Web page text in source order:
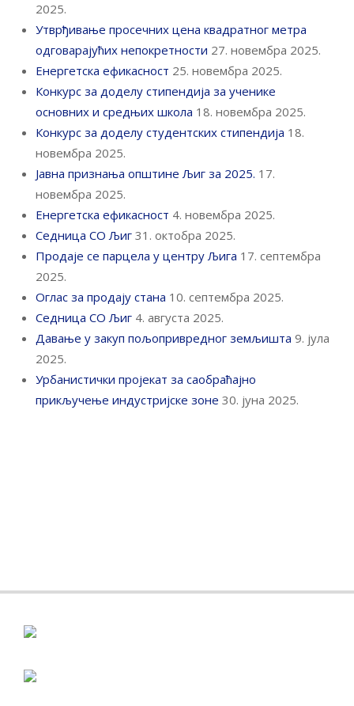
2025.
Утврђивање просечних цена квадратног метра
одговарајућих непокретности 27. новембра 2025.
Енергетска ефикасност 25. новембра 2025.
Конкурс за доделу стипендија за ученике
основних и средњих школа 18. новембра 2025.
Конкурс за доделу студентских стипендија 18.
новембра 2025.
Јавна признања општине Љиг за 2025. 17.
новембра 2025.
Енергетска ефикасност 4. новембра 2025.
Седница СО Љиг 31. октобра 2025.
Продаје се парцела у центру Љига 17. септембра
2025.
Оглас за продају стана 10. септембра 2025.
Седница СО Љиг 4. августа 2025.
Давање у закуп пољопривредног земљишта 9. јула
2025.
Урбанистички пројекат за саобраћајно
прикључење индустријске зоне 30. јуна 2025.